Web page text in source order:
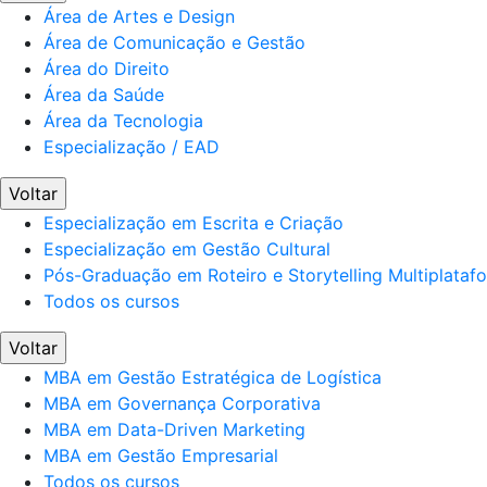
Área de Artes e Design
Área de Comunicação e Gestão
Área do Direito
Área da Saúde
Área da Tecnologia
Especialização / EAD
Voltar
Especialização em Escrita e Criação
Especialização em Gestão Cultural
Pós-Graduação em Roteiro e Storytelling
Todos os cursos
Voltar
MBA em Gestão Estratégica de Logística
MBA em Governança Corporativa
MBA em Data-Driven Marketing
MBA em Gestão Empresarial
Todos os cursos